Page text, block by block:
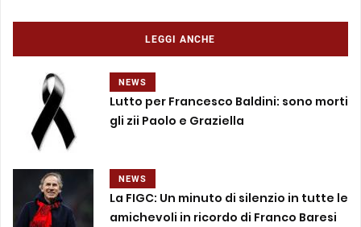
LEGGI ANCHE
NEWS
Lutto per Francesco Baldini: sono morti
gli zii Paolo e Graziella
NEWS
La FIGC: Un minuto di silenzio in tutte le
amichevoli in ricordo di Franco Baresi